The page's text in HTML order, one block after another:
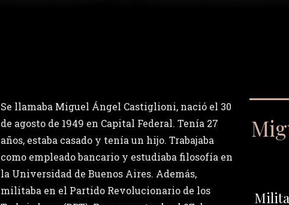
Se llamaba Miguel Ángel Castiglioni, nació el 30
de agosto de 1949 en Capital Federal. Tenía 27
años, estaba casado y tenía un hijo. Trabajaba
como empleado bancario y estudiaba filosofía en
la Universidad de Buenos Aires. Además,
militaba en el Partido Revolucionario de los